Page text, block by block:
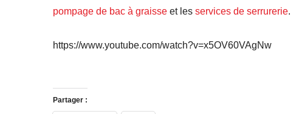
pompage de bac à graisse et les services de serrurerie.
https://www.youtube.com/watch?v=x5OV60VAgNw
Partager :